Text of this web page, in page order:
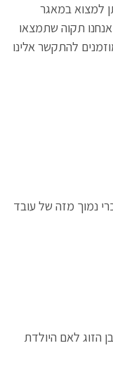
למצוא במאגר
תקוה שתמצאו
להתקשר אלינו
נמוך מזה של עובד
הזוג לאם היולדת